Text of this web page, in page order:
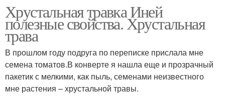
Хрустальная травка Иней
полезные свойства. Хрустальная
трава
В прошлом году подруга по переписке прислала мне
семена томатов.В конверте я нашла еще и прозрачный
пакетик с мелкими, как пыль, семенами неизвестного
мне растения – хрустальной травы.